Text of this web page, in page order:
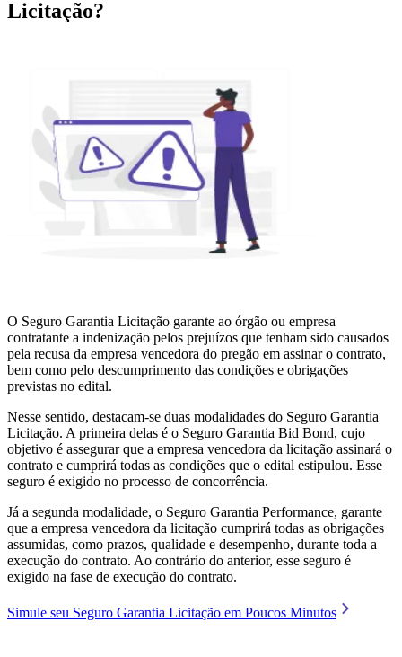
Licitação?
O Seguro Garantia Licitação garante ao órgão ou empresa
contratante a indenização pelos prejuízos que tenham sido causados
pela recusa da empresa vencedora do pregão em assinar o contrato,
bem como pelo descumprimento das condições e obrigações
previstas no edital.
Nesse sentido, destacam-se duas modalidades do Seguro Garantia
Licitação. A primeira delas é o Seguro Garantia Bid Bond, cujo
objetivo é assegurar que a empresa vencedora da licitação assinará o
contrato e cumprirá todas as condições que o edital estipulou. Esse
seguro é exigido no processo de concorrência.
Já a segunda modalidade, o Seguro Garantia Performance, garante
que a empresa vencedora da licitação cumprirá todas as obrigações
assumidas, como prazos, qualidade e desempenho, durante toda a
execução do contrato. Ao contrário do anterior, esse seguro é
exigido na fase de execução do contrato.
Simule seu Seguro Garantia Licitação em Poucos Minutos